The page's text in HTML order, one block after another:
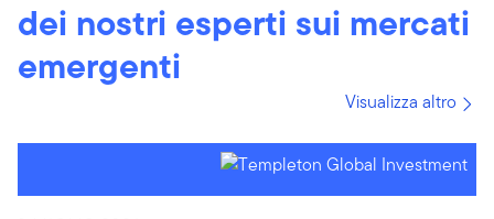
dei nostri esperti sui mercati
emergenti
Visualizza altro